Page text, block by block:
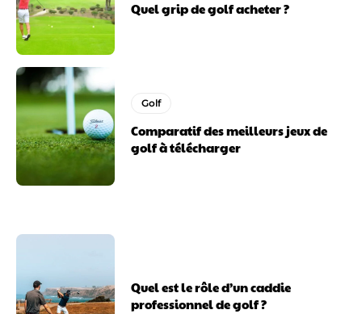
Quel grip de golf acheter ?
Golf
Comparatif des meilleurs jeux de
golf à télécharger
Quel est le rôle d’un caddie
professionnel de golf ?